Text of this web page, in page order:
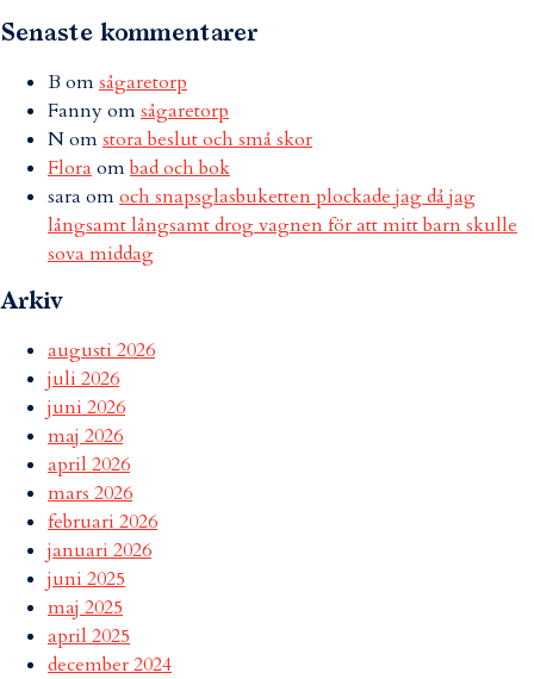
Senaste kommentarer
B omsågaretorp
Fannyomsågaretorp
Nomstora beslut och små skor
Flora ombad och bok
sara omoch snapsglasbuketten plockade jag då jag
långsamt långsamt drog vagnen för att mitt barn skulle
sova middag
Arkiv
augusti 2026
juli 2026
juni 2026
maj 2026
april 2026
mars 2026
februari 2026
januari 2026
juni 2025
maj 2025
april 2025
december 2024